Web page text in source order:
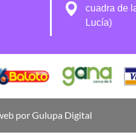
cuadra de
Lucía)
por Gulupa Digital